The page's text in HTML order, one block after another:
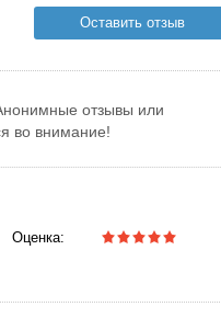
Оставить отзыв
отзывы или
во внимание!
Оценка: